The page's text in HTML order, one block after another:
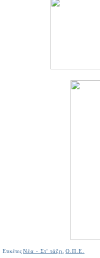
Ετικέτες Νέα - Στ' τάξη Ο.Π.Ε.